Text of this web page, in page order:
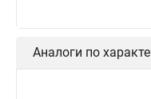
Аналоги по